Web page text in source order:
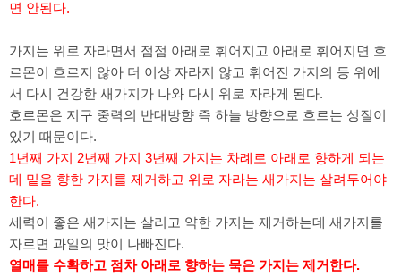
면 안된다.
가지는 위로 자라면서 점점 아래로 휘어지고 아래로 휘어지면 호
르몬이 흐르지 않아 더 이상 자라지 않고 휘어진 가지의 등 위에
서 다시 건강한 새가지가 나와 다시 위로 자라게 된다.
호르몬은 지구 중력의 반대방향 즉 하늘 방향으로 흐르는 성질이
있기 때문이다.
1년째 가지 2년째 가지 3년째 가지는 차례로 아래로 향하게 되는
데 밑을 향한 가지를 제거하고 위로 자라는 새가지는 살려두어야
한다.
세력이 좋은 새가지는 살리고 약한 가지는 제거하는데 새가지를
자르면 과일의 맛이 나빠진다.
열매를 수확하고 점차 아래로 향하는 묵은 가지는 제거한다.